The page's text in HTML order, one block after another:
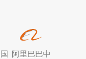
阿里巴巴中